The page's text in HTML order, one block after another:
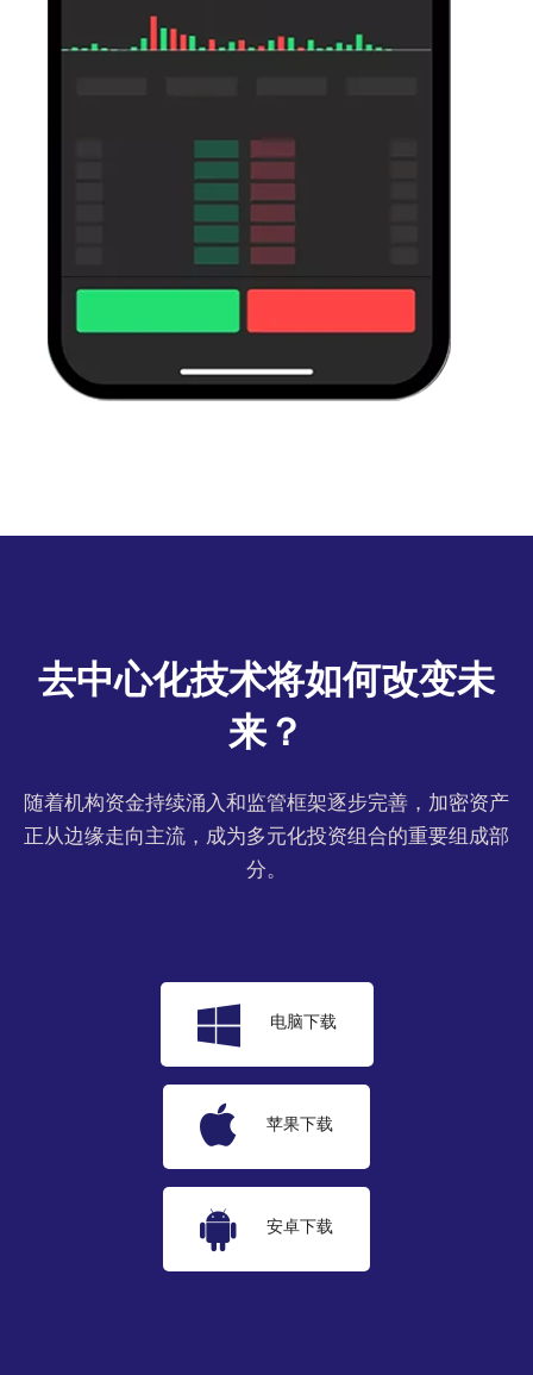
去中心化技术将如何改变未
来？
随着机构资金持续涌入和监管框架逐步完善，加密资产
正从边缘走向主流，成为多元化投资组合的重要组成部
分。
电脑下载
苹果下载
安卓下载